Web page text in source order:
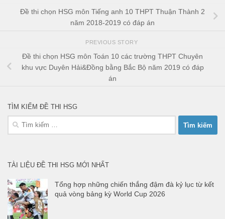
Đề thi chọn HSG môn Tiếng anh 10 THPT Thuận Thành 2
năm 2018-2019 có đáp án
PREVIOUS STORY
Đề thi chọn HSG môn Toán 10 các trường THPT Chuyên
khu vực Duyên Hải&Đồng bằng Bắc Bộ năm 2019 có đáp
án
TÌM KIẾM ĐỀ THI HSG
Tìm
kiếm
TÀI LIỆU ĐỀ THI HSG MỚI NHẤT
Tổng hợp những chiến thắng đậm đà kỷ lục từ kết
quả vòng bảng kỳ World Cup 2026